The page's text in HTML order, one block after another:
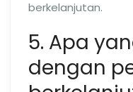
berkelanjutan.
5. Apa
dengan